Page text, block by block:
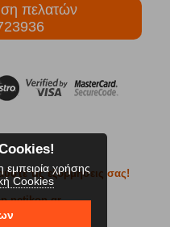
πελατών
τις εξορμήσεις σας!
netikon.gr
χρήσης
Cookies